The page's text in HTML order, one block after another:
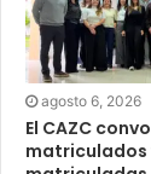
agosto 6, 2026
El CAZC
matriculados